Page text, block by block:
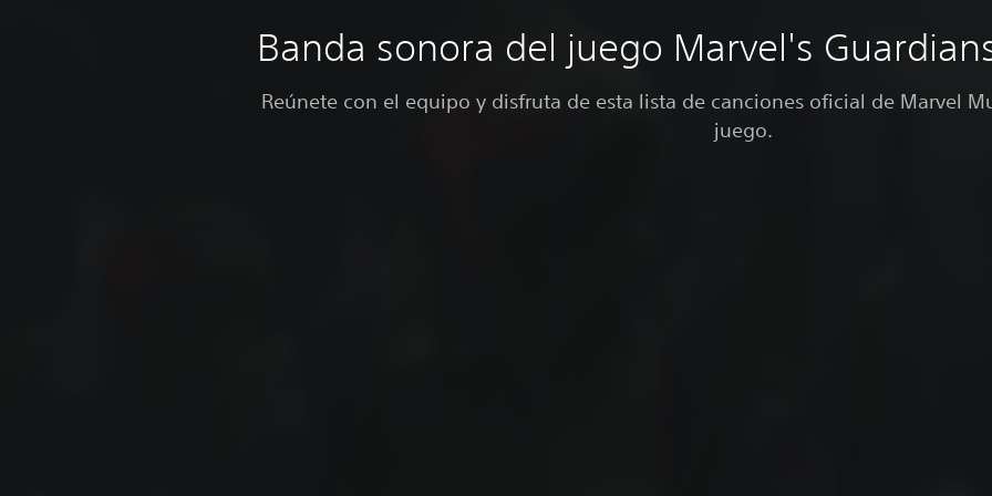
Banda sonora del juego Marvel's
Reúnete con el equipo y disfruta de esta lista de canciones oficial de Marvel
juego.